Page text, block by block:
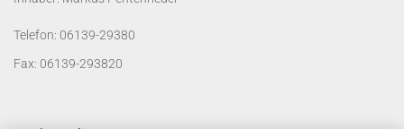
Telefon: 06139-29380
Fax: 06139-293820